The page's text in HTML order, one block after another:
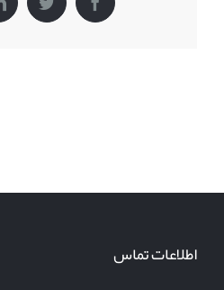
Facebook
Twitter
اطلاعات تماس